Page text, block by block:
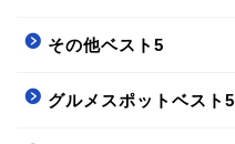
その他ベスト5
グルメスポットベスト5